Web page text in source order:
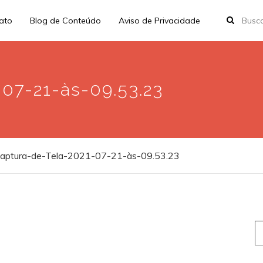
Blog de Conteúdo Aviso de Privacidade
21-às-09.53.23
de-Tela-2021-07-21-às-09.53.23